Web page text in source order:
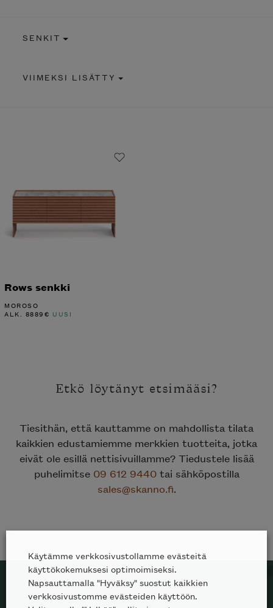
SENKIT
VIIMEKSI LISÄTTY
Rows senkki
MOROSO
ALK. 8889€ UUSI
Etkö löytänyt etsimääsi?
Tiesithän, että kauttamme on mahdollista tilata
kaikkien edustamiemme merkkien tuotteita, jotka
eivät ole esillä nettisivuillamme? Tiedustele lisää
puhelimitse 09 612 9440tai sähköpostilla
sales@skanno.fi.
Käytämme verkkosivustollamme evästeitä
käyttökokemuksesi optimoimiseksi.
Napsauttamalla "Hyväksy" suostut kaikkien
verkkosivustomme evästeiden käyttöön.